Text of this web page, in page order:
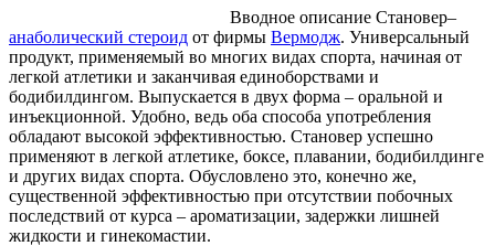
Вводное описание Становер–
анаболический стероид от фирмы Вермодж. Универсальный
продукт, применяемый во многих видах спорта, начиная от
легкой атлетики и заканчивая единоборствами и
бодибилдингом. Выпускается в двух форма – оральной и
инъекционной. Удобно, ведь оба способа употребления
обладают высокой эффективностью. Становер успешно
применяют в легкой атлетике, боксе, плавании, бодибилдинге
и других видах спорта. Обусловлено это, конечно же,
существенной эффективностью при отсутствии побочных
последствий от курса – ароматизации, задержки лишней
жидкости и гинекомастии.